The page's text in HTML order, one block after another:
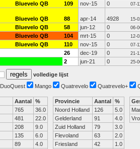
Bluevelo QB 109 nov-15 0 07-
Bluevelo QB 88 apr-14 4928 15-
Bluevelo QB 58 jun-12 0 06-
Bluevelo QB 104 mrt-15 0 12-
Bluevelo QB 110 nov-15 0 07-
26 dec-19 0 21-
2 jun-21 0 25-
volledige lijst
DuoQuest Mango Quatrevelo Quatrevelo+
Aantal %
765
36.0
481
22.0
208
9.0
135
6.0
89
4.0
Provincie Aantal %
Noord Holland
126
5.0
Gelderland
91
4.0
Zuid Holland
79
3.0
Flevoland
63
2.0
Friesland
42
1.0